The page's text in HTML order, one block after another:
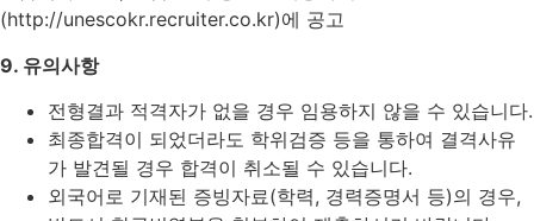
(http://unescokr.recruiter.co.kr)에 공고
9. 유의사항
전형결과 적격자가 없을 경우 임용하지 않을 수 있습니다.
최종합격이 되었더라도 학위검증 등을 통하여 결격사유
가 발견될 경우 합격이 취소될 수 있습니다.
외국어로 기재된 증빙자료(학력, 경력증명서 등)의 경우,